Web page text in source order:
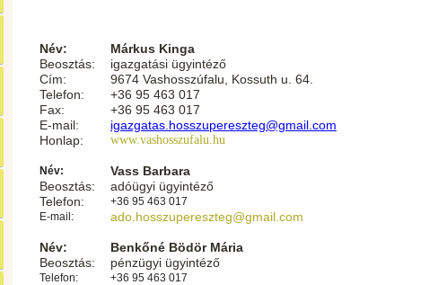
Név:
Márkus Kinga
Beosztás:
igazgatási ügyintéző
Cím:
9674 Vashosszúfalu, Kossuth u. 64.
Telefon:
+36 95 463 017
Fax:
+36 95 463 017
E-mail:
igazgatas.hosszupereszteg@gmail.com
Honlap:
www.vashosszufalu.hu
Név:
Vass Barbara
Beosztás:
adóügyi ügyintéző
Telefon:
+36 95 463 017
E-mail:
ado.hosszupereszteg@gmail.com
Név:
Benkőné Bödör Mária
Beosztás:
pénzügyi ügyintéző
Telefon:
+36 95 463 017